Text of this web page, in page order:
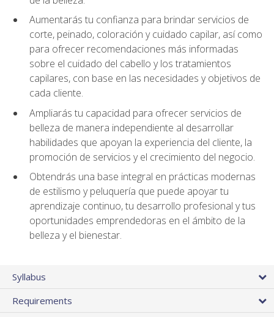
Aumentarás tu confianza para brindar servicios de
corte, peinado, coloración y cuidado capilar, así como
para ofrecer recomendaciones más informadas
sobre el cuidado del cabello y los tratamientos
capilares, con base en las necesidades y objetivos de
cada cliente.
Ampliarás tu capacidad para ofrecer servicios de
belleza de manera independiente al desarrollar
habilidades que apoyan la experiencia del cliente, la
promoción de servicios y el crecimiento del negocio.
Obtendrás una base integral en prácticas modernas
de estilismo y peluquería que puede apoyar tu
aprendizaje continuo, tu desarrollo profesional y tus
oportunidades emprendedoras en el ámbito de la
belleza y el bienestar.
Syllabus
Requirements